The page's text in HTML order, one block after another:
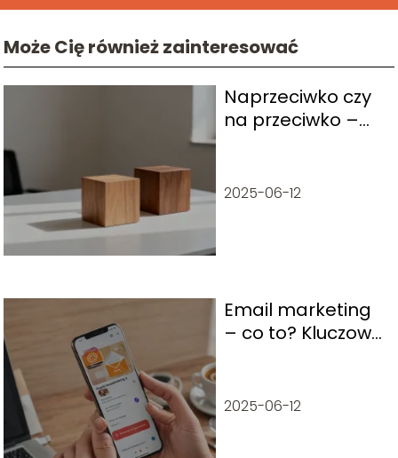
Może Cię również zainteresować
Naprzeciwko czy
na przeciwko –
2025-06-12
Email marketing
– co to? Kluczowe
2025-06-12